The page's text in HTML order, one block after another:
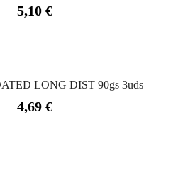
Precio
5,10 €
LONG DIST 90gs 3uds
Precio
4,69 €